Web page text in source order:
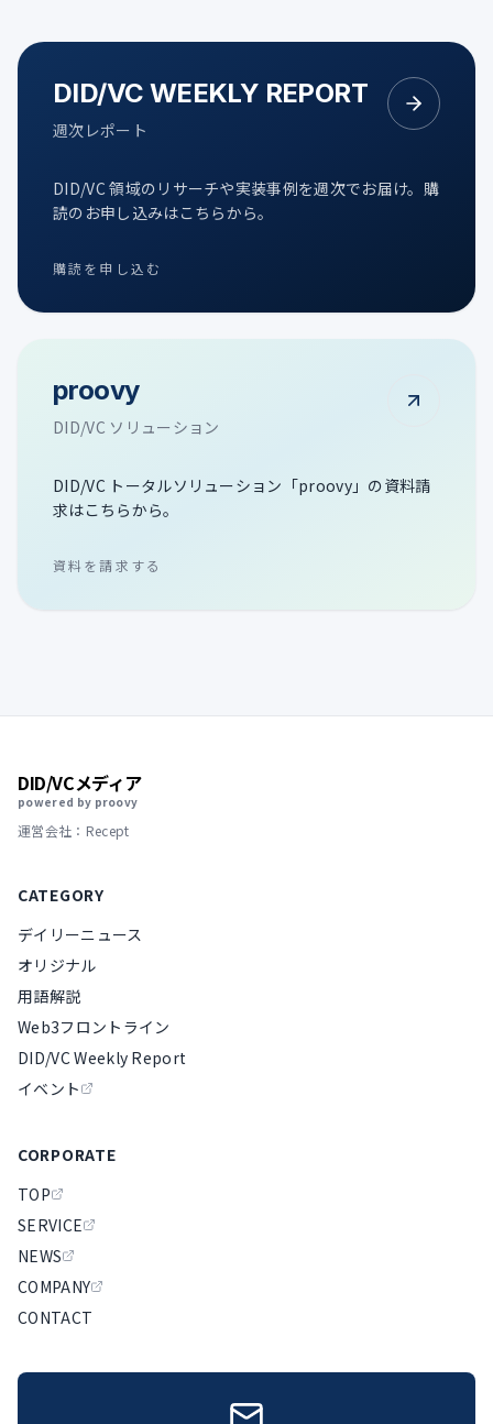
DID/VC WEEKLY REPORT
週次レポート
DID/VC 領域のリサーチや実装事例を週次でお届け。購
読のお申し込みはこちらから。
購読を申し込む
proovy
DID/VC ソリューション
DID/VC トータルソリューション「proovy」の資料請
求はこちらから。
資料を請求する
DID/VCメディア
powered by proovy
運営会社：Recept
CATEGORY
デイリーニュース
オリジナル
用語解説
Web3フロントライン
DID/VC Weekly Report
イベント
CORPORATE
TOP
SERVICE
NEWS
COMPANY
CONTACT